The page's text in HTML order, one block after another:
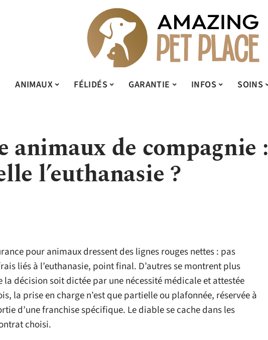
ANIMAUX FÉLIDÉS GARANTIE INFOS SOINS
animaux de compagnie :
l’euthanasie ?
pour animaux dressent des lignes rouges nettes : pas
liés à l’euthanasie, point final. D’autres se montrent plus
décision soit dictée par une nécessité médicale et attestée
la prise en charge n’est que partielle ou plafonnée, réservée à
d’une franchise spécifique. Le diable se cache dans les
choisi.